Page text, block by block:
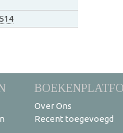
Over Ons
Recent toegevoegd